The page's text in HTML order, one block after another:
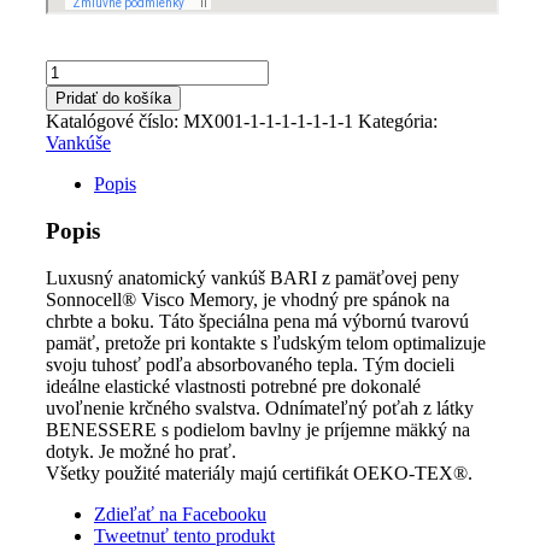
množstvo
Anatomický
vankúš
z
pamäťovej
peny
Pridať do košíka
Katalógové číslo: MX001-1-1-1-1-1-1-1 Kategória:
Vankúše
Popis
Popis
Luxusný anatomický vankúš BARI z pamäťovej peny
Sonnocell® Visco Memory, je vhodný pre spánok na
chrbte a boku. Táto špeciálna pena má výbornú tvarovú
pamäť, pretože pri kontakte s ľudským telom optimalizuje
svoju tuhosť podľa absorbovaného tepla. Tým docieli
ideálne elastické vlastnosti potrebné pre dokonalé
uvoľnenie krčného svalstva. Odnímateľný poťah z látky
BENESSERE s podielom bavlny je príjemne mäkký na
dotyk. Je možné ho prať.
Všetky použité materiály majú certifikát OEKO-TEX®.
Zdieľať na Facebooku
Tweetnuť tento produkt